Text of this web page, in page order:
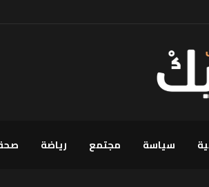
سياسة مجتمع رياضة